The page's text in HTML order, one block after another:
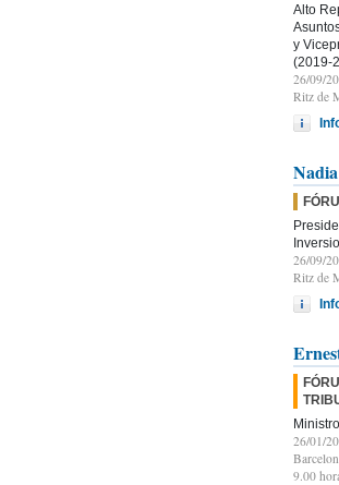
Alto
y
(2019-
26/09/
Ritz de
26/09/
Ritz de
26/01/
9.00